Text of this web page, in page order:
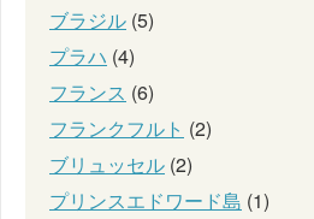
ブラジル (5)
プラハ (4)
フランス (6)
フランクフルト (2)
ブリュッセル (2)
プリンスエドワード島 (1)